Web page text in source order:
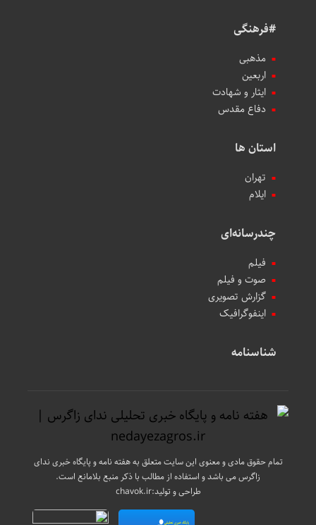
#فرهنگی
مذهبی
اربعین
ایثار و شهادت
دفاع مقدس
استان ها
تهران
ایلام
چندرسانه‌ای
فیلم
صوت و فیلم
گزارش تصویری
اینفوگرافیک
شناسنامه
تمام حقوق مادی و معنوی این سایت متعلق به هفته نامه و پایگاه خبری ندای
زاگرس می باشد و استفاده از مطالب با ذکر منبع بلامانع است.
طراحی و تولید:chavok.ir